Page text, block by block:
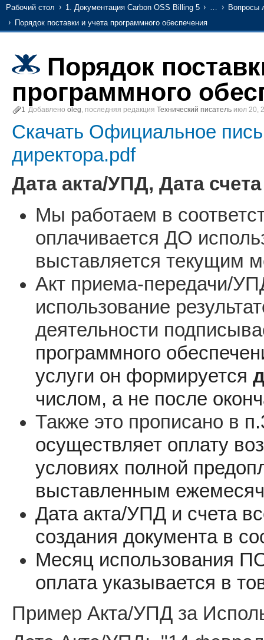
Рабочий стол 1. Документация Carbon OSS Billing 5 …
Вопросы
Порядок поставки и учета программного обеспечения
Порядок
программного
1 Добавлено oleg, последняя редакция Технический писатель июл 20,
Скачать Официальное
директора.pdf
Дата акта/УПД, Дата
Мы работаем в
оплачивается ДО
выставляется текущим
Акт приема-передачи/
использование
деятельности
программного
услуги он формируется
числом, а не после
Также это прописано в
осуществляет оплату
условиях полной
выставленным
Дата акта/УПД и счета
создания документа в
Месяц использования
оплата указывается в
Пример Акта/УПД за